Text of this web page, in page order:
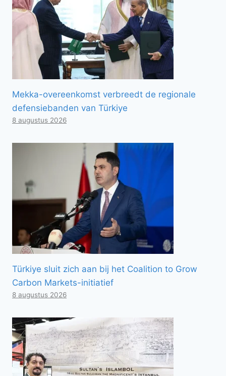
Mekka-overeenkomst verbreedt de regionale
defensiebanden van Türkiye
8 augustus 2026
Türkiye sluit zich aan bij het Coalition to Grow
Carbon Markets-initiatief
8 augustus 2026